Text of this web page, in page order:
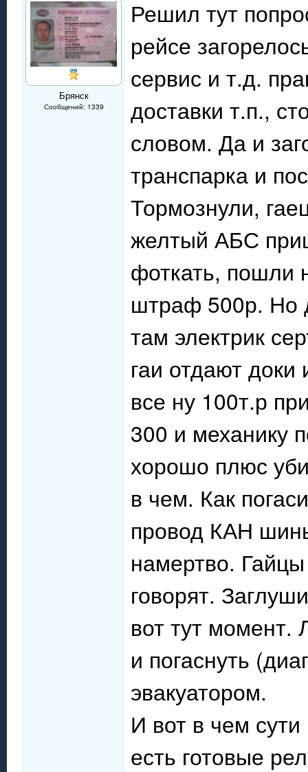
Брянск
Сообщений: 1339
Решил тут
рейсе
сервис и т.д.
доставки т.п.,
словом. Да и
транспарка и
Тормознули,
желтый АБС
фоткать, пошли
штраф 500р. Но
там электрик
гаи отдают
все ну 100т.р
300 и механику
хорошо плюс
в чем. Как
провод КАН
намертво.
говорят.
вот тут момент.
и погаснуть
эвакуатором.
И вот в чем
есть готовые